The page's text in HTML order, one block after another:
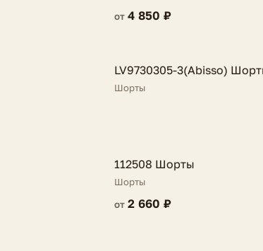
от 4 850 ₽
NEW
FV
LV9730305-3(Abisso)
Шорты
FV
112508 Шорты
Шорты
от 2 660 ₽